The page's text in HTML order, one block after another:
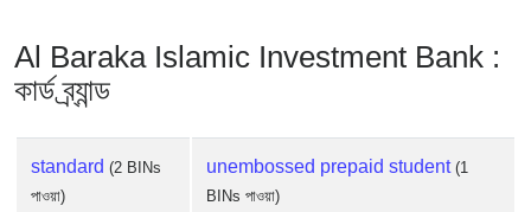
Al Baraka Islamic Investment Bank :
কার্ড ব্র্যান্ড
standard (2 BINs
পাওয়া)
unembossed prepaid student (1
BINs পাওয়া)